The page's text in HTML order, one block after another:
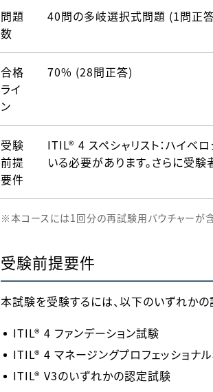
問題
数
40問の多岐選択式問題 (1問正
合格
ライ
ン
70% (28問正答)
受験
前提
要件
ITIL® 4 スペシャリスト：ハイベ
いる必要があります。さらに受
※本コースには1回分の再試験用バウチャーが含
受験前提要件
本試験を受験するには、以下のいずれか
ITIL® 4 ファンデーション試験
ITIL® 4 マネージングプロフェッショナル
ITIL® V3のいずれかの認定試験